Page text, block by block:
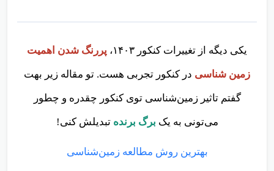
یکی دیگه از تغییرات کنکور ۱۴۰۳، پررنگ شدن اهمیت
زمین شناسی در کنکور تجربی هست. تو مقاله زیر بهت
گفتم تاثیر زمین‌شناسی توی کنکور چقدره و چطور
می‌تونی به یک برگ برنده تبدیلش کنی!
بهترین روش مطالعه زمین‌شناسی